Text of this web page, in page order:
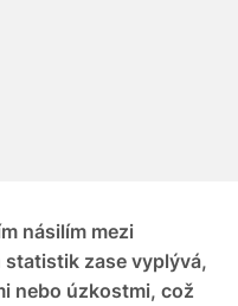
násilím mezi
zase vyplývá,
nebo úzkostmi, což